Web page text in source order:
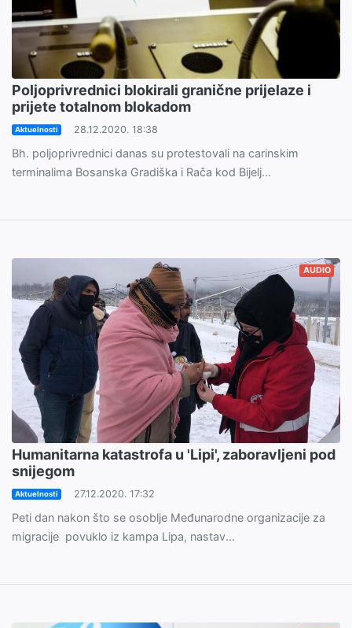
Poljoprivrednici blokirali granične prijelaze i
prijete totalnom blokadom
Aktuelnosti 28.12.2020. 18:38
Bh. poljoprivrednici danas su protestovali na carinskim
terminalima Bosanska Gradiška i Rača kod Bijelj...
AUDIO
Humanitarna katastrofa u 'Lipi', zaboravljeni pod
snijegom
Aktuelnosti 27.12.2020. 17:32
Peti dan nakon što se osoblje Međunarodne organizacije za
migracije povuklo iz kampa Lipa, nastav...